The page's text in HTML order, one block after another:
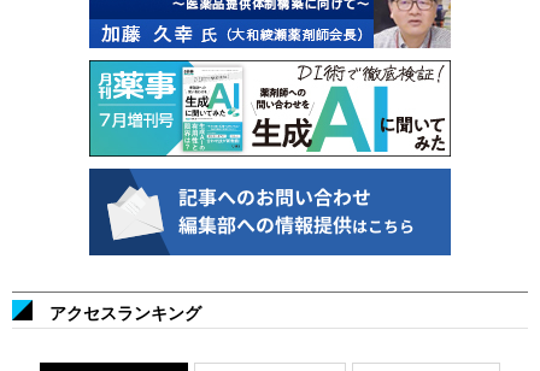
アクセスランキング